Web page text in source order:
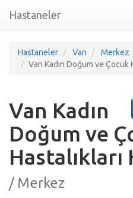
Hastaneler
Hastaneler Van
Merkez
Van Kadın Doğum ve Çocuk
Van Kadın
Doğum ve
Hastalıkları
/ Merkez